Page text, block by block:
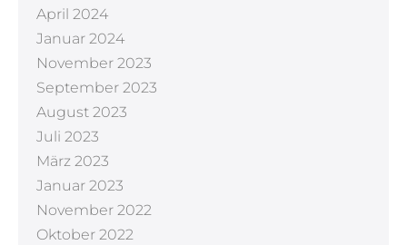
April 2024
Januar 2024
November 2023
September 2023
August 2023
Juli 2023
März 2023
Januar 2023
November 2022
Oktober 2022